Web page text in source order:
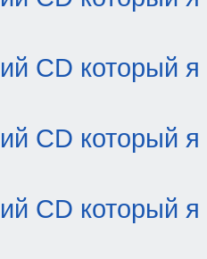
CD который я
CD который я
CD который я